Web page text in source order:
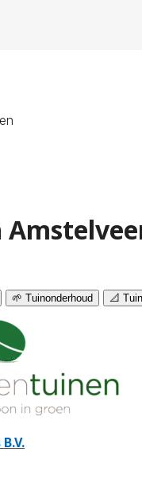
🌱 Tuinonderhoud 📐